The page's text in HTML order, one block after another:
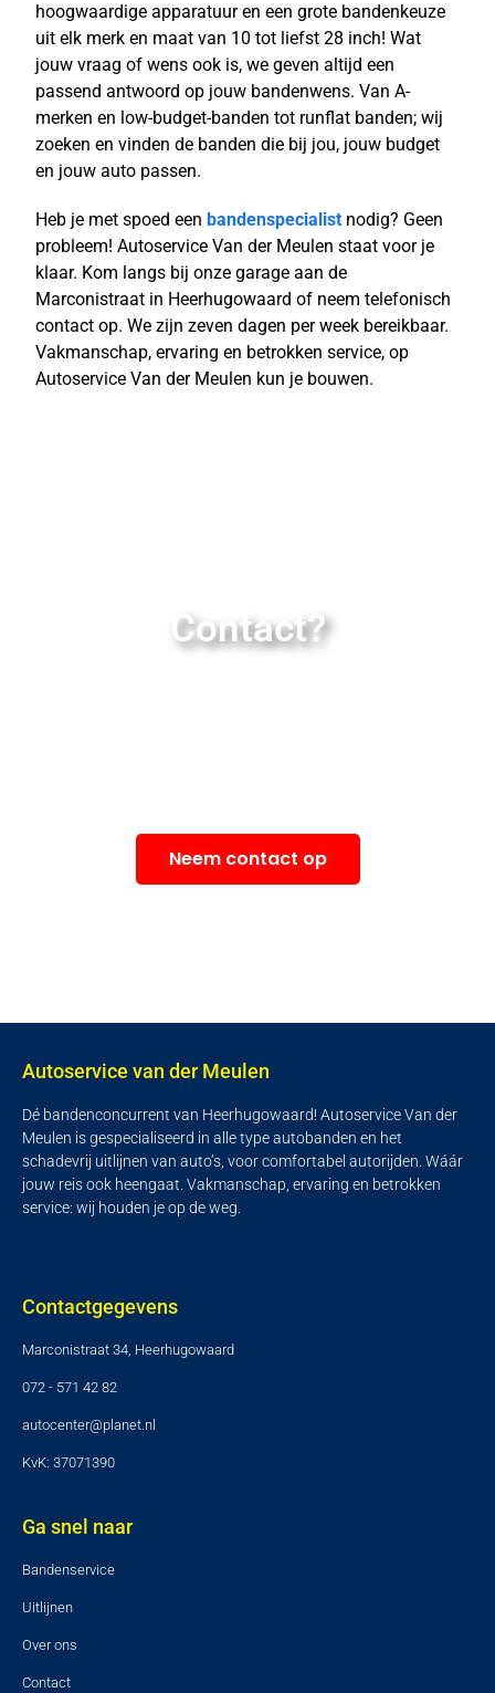
hoogwaardige apparatuur en een grote bandenkeuze
uit elk merk en maat van 10 tot liefst 28 inch! Wat
jouw vraag of wens ook is, we geven altijd een
passend antwoord op jouw bandenwens. Van A-
merken en low-budget-banden tot runflat banden; wij
zoeken en vinden de banden die bij jou, jouw budget
en jouw auto passen.
Heb je met spoed eenbandenspecialist nodig? Geen
probleem! Autoservice Van der Meulen staat voor je
klaar. Kom langs bij onze garage aan de
Marconistraat in Heerhugowaard of neem telefonisch
contact op. We zijn zeven dagen per week bereikbaar.
Vakmanschap, ervaring en betrokken service, op
Autoservice Van der Meulen kun je bouwen.
Contact?
Neem contact op
Autoservice van der Meulen
Dé bandenconcurrent van Heerhugowaard! Autoservice Van der
Meulen is gespecialiseerd in alle type autobanden en het
schadevrij uitlijnen van auto’s, voor comfortabel autorijden. Wáár
jouw reis ook heengaat. Vakmanschap, ervaring en betrokken
service: wij houden je op de weg.
Contactgegevens
Marconistraat 34, Heerhugowaard
072 - 571 42 82
autocenter@planet.nl
KvK: 37071390
Ga snel naar
Bandenservice
Uitlijnen
Over ons
Contact